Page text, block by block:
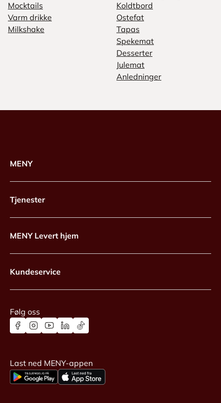
Mocktails
Varm drikke
Milkshake
Koldtbord
Ostefat
Tapas
Spekemat
Desserter
Julemat
Anledninger
MENY
Tjenester
MENY Levert hjem
Kundeservice
Følg oss
Last ned MENY-appen